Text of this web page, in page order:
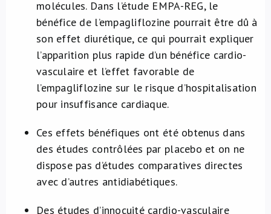
molécules. Dans l’étude EMPA-REG, le
bénéfice de l’empagliflozine pourrait être dû à
son effet diurétique, ce qui pourrait expliquer
l’apparition plus rapide d’un bénéfice cardio-
vasculaire et l’effet favorable de
l’empagliflozine sur le risque d’hospitalisation
pour insuffisance cardiaque.
Ces effets bénéfiques ont été obtenus dans
des études contrôlées par placebo et on ne
dispose pas d’études comparatives directes
avec d’autres antidiabétiques.
Des études d’innocuité cardio-vasculaire